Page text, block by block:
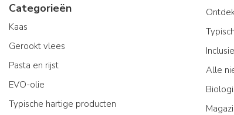
Categorieën
Kaas
Gerookt vlees
Pasta en rijst
EVO-olie
Typische hartige producten
Alle